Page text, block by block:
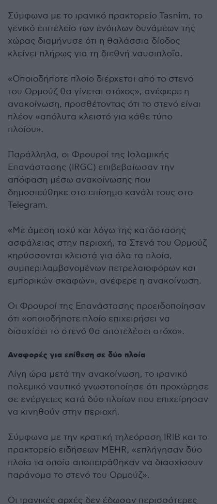
Σύμφωνα με το ιρανικό πρακτορείο Tasnim, το
γενικό επιτελείο των ενόπλων δυνάμεων της
χώρας διαμήνυσε ότι η θαλάσσια δίοδος
κλείνει πλήρως για τη διεθνή ναυσιπλοΐα.
«Οποιοδήποτε πλοίο διέρχεται από το στενό
του Ορμούζ θα γίνεται στόχος», ανέφερε η
ανακοίνωση, προσθέτοντας ότι το στενό είναι
πλέον «απόλυτα κλειστό για κάθε τύπο
πλοίου».
Παράλληλα, οι Φρουροί της Ισλαμικής
Επανάστασης (IRGC) επιβεβαίωσαν την
απόφαση μέσω ανακοίνωσης που
δημοσιεύθηκε στο επίσημο κανάλι τους στο
Telegram.
«Με άμεση ισχύ και λόγω της κατάστασης
ασφάλειας στην περιοχή, τα Στενά του Ορμούζ
κηρύσσονται κλειστά για όλα τα πλοία,
συμπεριλαμβανομένων πετρελαιοφόρων και
εμπορικών σκαφών», ανέφερε η ανακοίνωση.
Οι Φρουροί της Επανάστασης προειδοποίησαν
ότι «οποιοδήποτε πλοίο επιχειρήσει να
διασχίσει το στενό θα αποτελέσει στόχο».
Αναφορές για επίθεση σε δύο πλοία
Λίγη ώρα μετά την ανακοίνωση, το ιρανικό
πολεμικό ναυτικό γνωστοποίησε ότι προχώρησε
σε ενέργειες κατά δύο πλοίων που επιχείρησαν
να κινηθούν στην περιοχή.
Σύμφωνα με την κρατική τηλεόραση IRIB και το
πρακτορείο ειδήσεων MEHR, «επλήγησαν δύο
πλοία τα οποία αποπειράθηκαν να διασχίσουν
παράνομα το στενό του Ορμούζ».
Οι ιρανικές αρχές δεν έδωσαν περισσότερες